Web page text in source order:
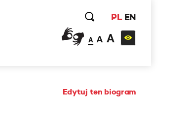
PL EN
A A A
Edytuj ten biogram